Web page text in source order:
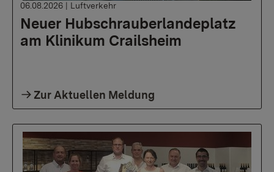
Neuer Hubschrauberlandeplatz
am Klinikum Crailsheim
06.08.2026 | Luftverkehr
Zur Aktuellen Meldung